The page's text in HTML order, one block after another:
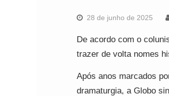
28 de junho de 2025
De acordo com o
trazer de volta nomes
Após anos marcados
dramaturgia, a Globo